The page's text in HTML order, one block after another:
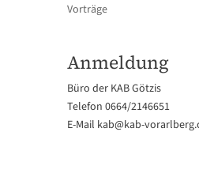
Vorträge
Anmeldung
Büro der KAB Götzis
Telefon 0664/2146651
E-Mail kab@kab-